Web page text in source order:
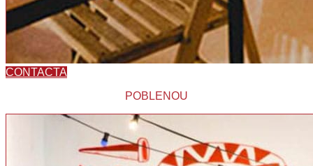
CONTACTA
POBLENOU